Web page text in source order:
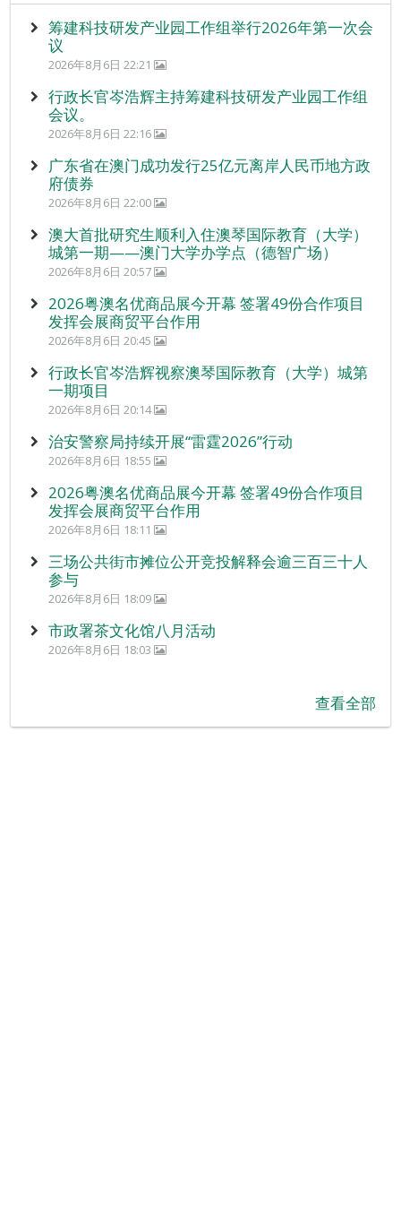
筹建科技研发产业园工作组举行2026年第一次会
议
2026年8月6日 22:21
行政长官岑浩辉主持筹建科技研发产业园工作组
会议。
2026年8月6日 22:16
广东省在澳门成功发行25亿元离岸人民币地方政
府债券
2026年8月6日 22:00
澳大首批研究生顺利入住澳琴国际教育（大学）
城第一期——澳门大学办学点（德智广场）
2026年8月6日 20:57
2026粤澳名优商品展今开幕 签署49份合作项目
发挥会展商贸平台作用
2026年8月6日 20:45
行政长官岑浩辉视察澳琴国际教育（大学）城第
一期项目
2026年8月6日 20:14
治安警察局持续开展“雷霆2026”行动
2026年8月6日 18:55
2026粤澳名优商品展今开幕 签署49份合作项目
发挥会展商贸平台作用
2026年8月6日 18:11
三场公共街市摊位公开竞投解释会逾三百三十人
参与
2026年8月6日 18:09
市政署茶文化馆八月活动
2026年8月6日 18:03
查看全部